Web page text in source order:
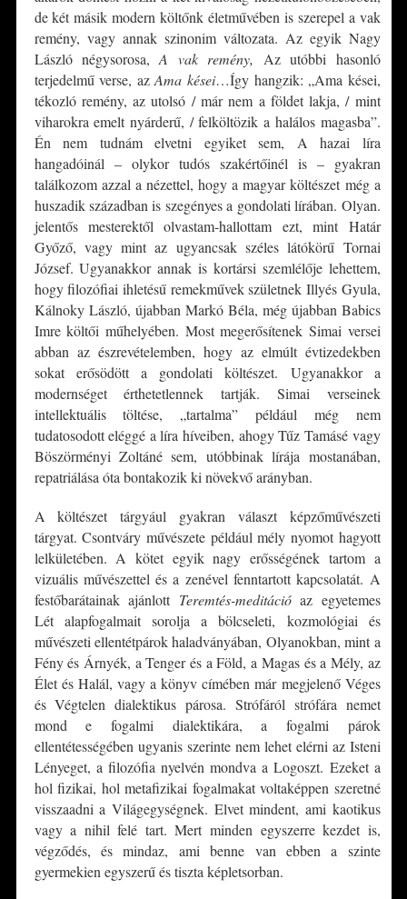
de két másik modern költőnk életművében is szerepel a vak
remény, vagy annak szinonim változata. Az egyik Nagy
László négysorosa,A vak remény, Az utóbbi hasonló
terjedelmű verse, azAma kései…Így hangzik: „Ama kései,
tékozló remény, az utolsó / már nem a földet lakja, / mint
viharokra emelt nyárderű, / felköltözik a halálos magasba”.
Én nem tudnám elvetni egyiket sem, A hazai líra
hangadóinál – olykor tudós szakértőinél is – gyakran
találkozom azzal a nézettel, hogy a magyar költészet még a
huszadik században is szegényes a gondolati lírában. Olyan.
jelentős mesterektől olvastam-hallottam ezt, mint Határ
Győző, vagy mint az ugyancsak széles látókörű Tornai
József. Ugyanakkor annak is kortársi szemlélője lehettem,
hogy filozófiai ihletésű remekművek születnek Illyés Gyula,
Kálnoky László, újabban Markó Béla, még újabban Babics
Imre költői műhelyében. Most megerősítenek Simai versei
abban az észrevételemben, hogy az elmúlt évtizedekben
sokat erősödött a gondolati költészet. Ugyanakkor a
modernséget érthetetlennek tartják. Simai verseinek
intellektuális töltése, „tartalma” például még nem
tudatosodott eléggé a líra híveiben, ahogy Tűz Tamásé vagy
Böszörményi Zoltáné sem, utóbbinak lírája mostanában,
repatriálása óta bontakozik ki növekvő arányban.
A költészet tárgyául gyakran választ képzőművészeti
tárgyat. Csontváry művészete például mély nyomot hagyott
lelkületében. A kötet egyik nagy erősségének tartom a
vizuális művészettel és a zenével fenntartott kapcsolatát. A
festőbarátainak ajánlott Teremtés-meditációaz egyetemes
Lét alapfogalmait sorolja a bölcseleti, kozmológiai és
művészeti ellentétpárok haladványában, Olyanokban, mint a
Fény és Árnyék, a Tenger és a Föld, a Magas és a Mély, az
Élet és Halál, vagy a könyv címében már megjelenő Véges
és Végtelen dialektikus párosa. Strófáról strófára nemet
mond e fogalmi dialektikára, a fogalmi párok
ellentétességében ugyanis szerinte nem lehet elérni az Isteni
Lényeget, a filozófia nyelvén mondva a Logoszt. Ezeket a
hol fizikai, hol metafizikai fogalmakat voltaképpen szeretné
visszaadni a Világegységnek. Elvet mindent, ami kaotikus
vagy a nihil felé tart. Mert minden egyszerre kezdet is,
végződés, és mindaz, ami benne van ebben a szinte
gyermekien egyszerű és tiszta képletsorban.